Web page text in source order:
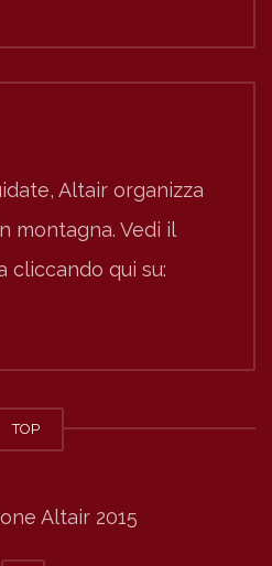
Altair organizza
montagna. Vedi il
cliccando qui su:
TOP
Altair 2015